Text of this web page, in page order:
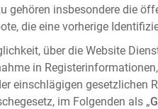
gehören insbesondere die
die eine vorherige
über die Website
in
einschlägigen gesetzlichen
im Folgenden als „